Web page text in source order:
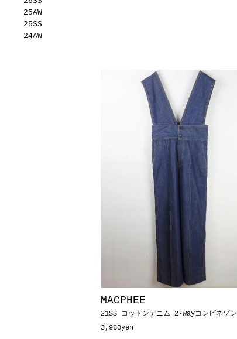
25AW
25SS
24AW
MACPHEE
21SS コットンデニム 2-wayコンビネゾン
3,960yen